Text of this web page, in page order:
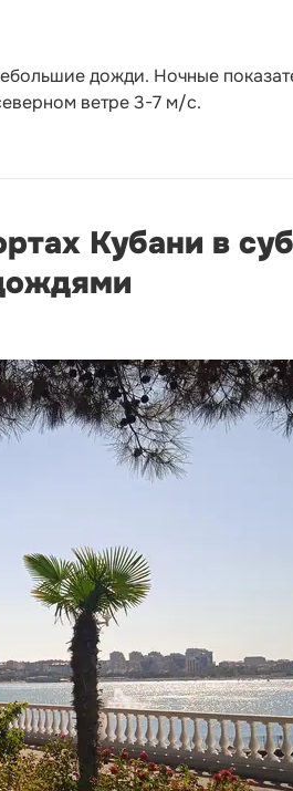
дожди. Ночные
ветре 3-7 м/с.
Кубани в